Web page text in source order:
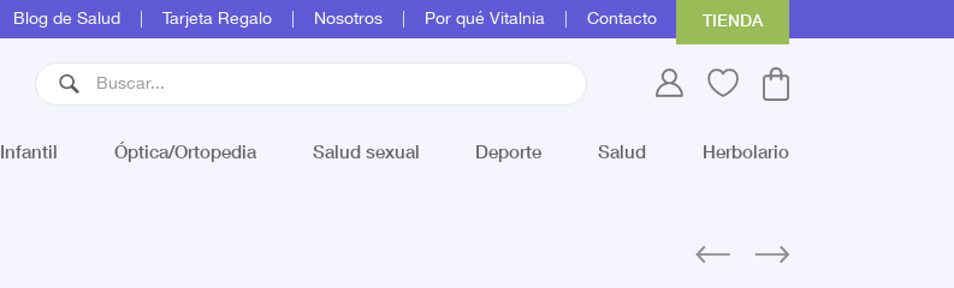
Blog de Salud Tarjeta Regalo Nosotros Por qué Vitalnia Contacto TIENDA
Infantil Óptica/Ortopedia Salud sexual Deporte Salud Herbolario